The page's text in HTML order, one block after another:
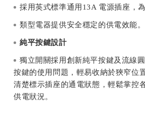
採用英式標準通用13A 電源插座，
類型電器提供安全穩定的供電效能。
純平按鍵設計
獨立開關採用創新純平按鍵及流線
按鍵的使用問題，輕易收納於狹窄位
清楚標示插座的通電狀態，輕鬆掌控
供電狀況。